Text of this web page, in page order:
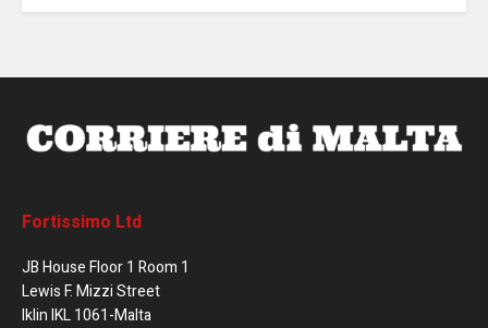
Fortissimo Ltd
JB House Floor 1 Room 1
Lewis F. Mizzi Street
Iklin IKL 1061-Malta